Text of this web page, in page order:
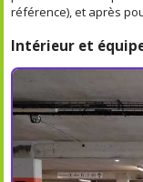
référence), et après
Intérieur et